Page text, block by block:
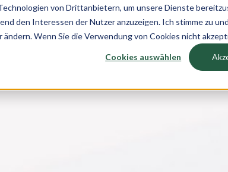
von Drittanbietern, um unsere Dienste
den Interessen der Nutzer anzuzeigen. Ich stimme zu
Wenn Sie die Verwendung von Cookies nicht
Cookies auswählen